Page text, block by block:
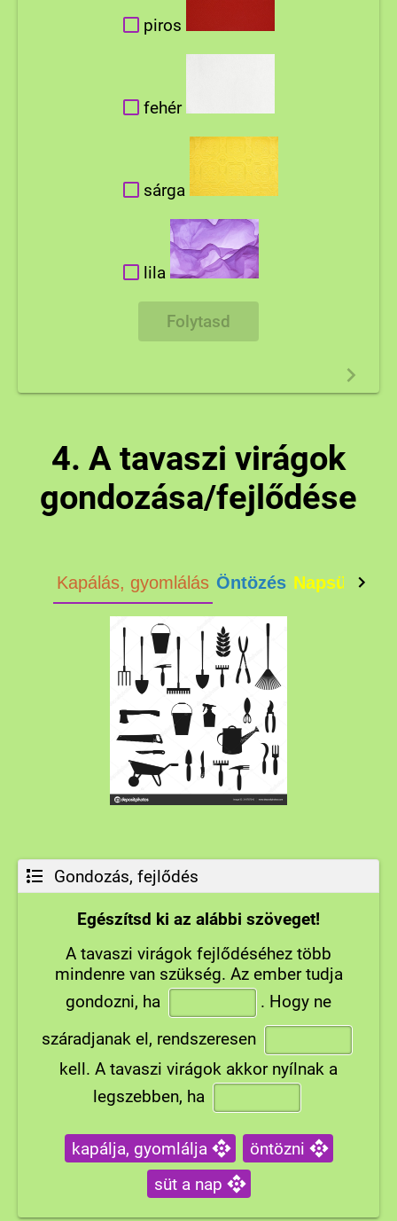
piros
fehér
sárga
lila
Folytasd
4. A tavaszi virágok
gondozása/fejlődése
Kapálás, gyomlálás Öntözés Napsütés
Gondozás, fejlődés
Egészítsd ki az alábbi szöveget!
A tavaszi virágok fejlődéséhez több
mindenre van szükség. Az ember tudja
gondozni, ha
. Hogy ne
száradjanak el, rendszeresen
kell. A tavaszi virágok akkor nyílnak a
legszebben, ha
kapálja, gyomlálja
öntözni
süt a nap